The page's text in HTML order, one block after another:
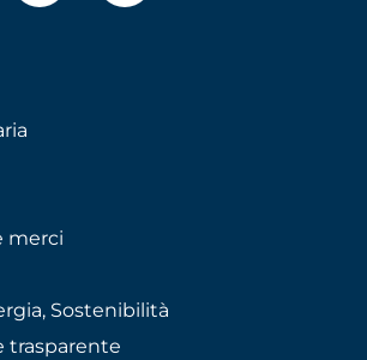
merci
Sostenibilità
trasparente